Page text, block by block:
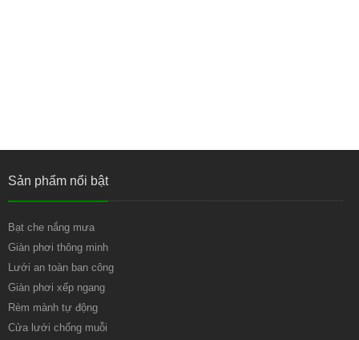
Sản phẩm nổi bật
Bạt che nắng mưa
Giàn phơi thông minh
Lưới an toàn ban công
Giàn phơi xếp ngang
Rèm mành tự động
Cửa lưới chống muỗi